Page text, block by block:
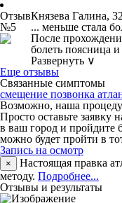
Отзыв
№5
Князева Галина,
... меньше стала
После
болеть поясница
Развернуть ∨
Еще отзывы
Связанные симптомы
смещение позвонка
Возможно, наша
Просто оставьте заявку
в ваш город и пройдите
можно будет пройти в
Запись на осмотр
×
Настоящая правка
методу. Подробнее...
Отзывы и результаты